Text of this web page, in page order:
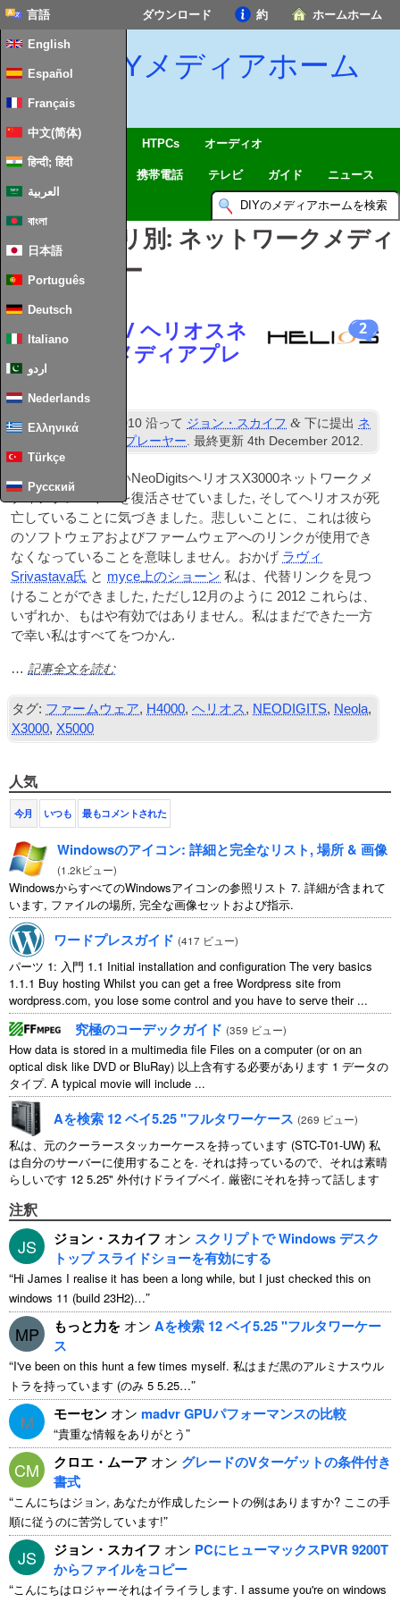
ホームホーム
約
ダウンロード
言語
English
Español
Français
中文(简体)
हिन्दी; हिंदी
العربية
বাংলা
日本語
Português
Deutsch
Italiano
اردو
Nederlands
Ελληνικά
Türkçe
Русский
DIYメディアホーム
SmartHome & IoTを HTPCs オーディオ
携帯電話 テレビ ガイド ニュース
記事カテゴリ別: ネットワークメディ
アプレーヤー
2
NEODIGITS / ヘリオスネ
ットワークメディアプレ
ーヤー
公開済み1 12月 2010 沿って ジョン・スカイフ & 下に提出 ネ
ットワークメディアプレーヤー. 最終更新4th December 2012.
私は最近、私の古いNeoDigitsヘリオスX3000ネットワークメ
ディアプレーヤーを復活させていました, そしてヘリオスが死
亡していることに気づきました。悲しいことに、これは彼ら
のソフトウェアおよびファームウェアへのリンクが使用でき
なくなっていることを意味しません。おかげ ラヴィ
Srivastava氏 と myce上のショーン 私は、代替リンクを見つ
けることができました, ただし12月のように 2012 これらは、
いずれか、もはや有効ではありません。私はまだできた一方
で幸い私はすべてをつかん.
…記事全文を読む
タグ: ファームウェア, H4000,ヘリオス, NEODIGITS, Neola,
X3000,X5000
人気
今月 いつも 最もコメントされた
Windowsのアイコン: 詳細と完全なリスト, 場所 & 画像
(1.2kビュー)
WindowsからすべてのWindowsアイコンの参照リスト 7. 詳細が含まれて
います, ファイルの場所, 完全な画像セットおよび指示.
ワードプレスガイド (417 ビュー)
パーツ 1: 入門 1.1 Initial installation and configuration The very basics
1.1.1 Buy hosting Whilst you can get a free Wordpress site from
wordpress.com, you lose some control and you have to serve their...
究極のコーデックガイド (359 ビュー)
How data is stored in a multimedia file Files on a computer(or on an
optical disk like DVD or BluRay) 以上含有する必要があります 1 データの
タイプ. A typical movie will include ...
Aを検索 12 ベイ5.25 "フルタワーケース (269 ビュー)
私は、元のクーラースタッカーケースを持っています (STC-T01-UW) 私
は自分のサーバーに使用することを. それは持っているので、それは素晴
らしいです 12 5.25" 外付けドライブベイ. 厳密にそれを持って話します
注釈
JS ジョン・スカイフ オン スクリプトで Windows デスク
トップ スライドショーを有効にする
“Hi James I realise it has been a long while, but I just checked this on
windows 11 (build 23H2)…”
MP もっと力を オン Aを検索 12 ベイ5.25 "フルタワーケー
ス
“I've been on this hunt a few times myself. 私はまだ黒のアルミナスウル
トラを持っています (のみ 5 5.25…”
M モーセン オン madvr GPUパフォーマンスの比較
“貴重な情報をありがとう”
CM クロエ・ムーア オン グレードのVターゲットの条件付き
書式
“こんにちはジョン, あなたが作成したシートの例はありますか? ここの手
順に従うのに苦労しています!”
JS ジョン・スカイフ オン PCにヒューマックスPVR 9200T
からファイルをコピー
“こんにちはロジャーそれはイライラします. I assume you're on windows